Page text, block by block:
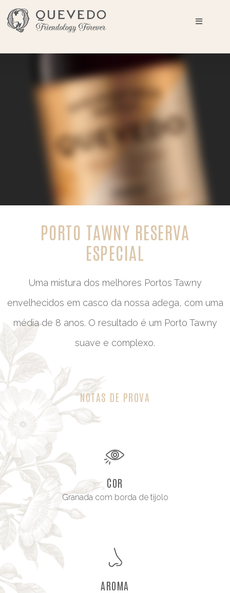
PORTO TAWNY RESERVA
ESPECIAL
Uma mistura dos melhores Portos Tawny
envelhecidos em casco da nossa adega, com uma
média de 8 anos. O resultado é um Porto Tawny
suave e complexo.
NOTAS DE PROVA
COR
Granada com borda de tijolo
AROMA